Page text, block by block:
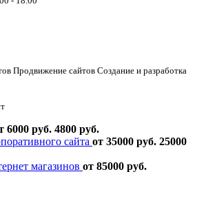
Продвижение сайтов Создание и разработка
6000 руб. 4800 руб.
сайта от 35000 руб. 25000
магазинов от 85000 руб.